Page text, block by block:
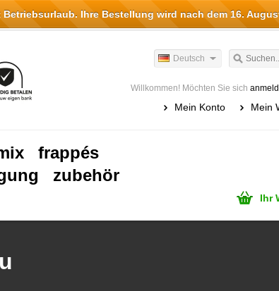
Deutsch
Willkommen! Möchten Sie sich
Mein Konto Mein
frappés
zubehör
Ihr
Ihre Bestellung wird nach dem 16.